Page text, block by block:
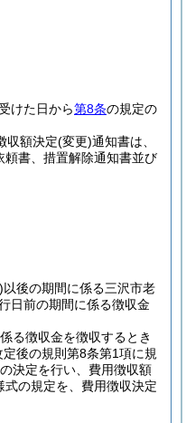
けた日から第8条の規定の
収額決定(変更)通知書は、
頼書、措置解除通知書並び
以後の期間に係る三沢市老
日前の期間に係る徴収金
る徴収金を徴収するとき
後の規則第8条第1項に規
決定を行い、費用徴収額
の規定を、費用徴収決定